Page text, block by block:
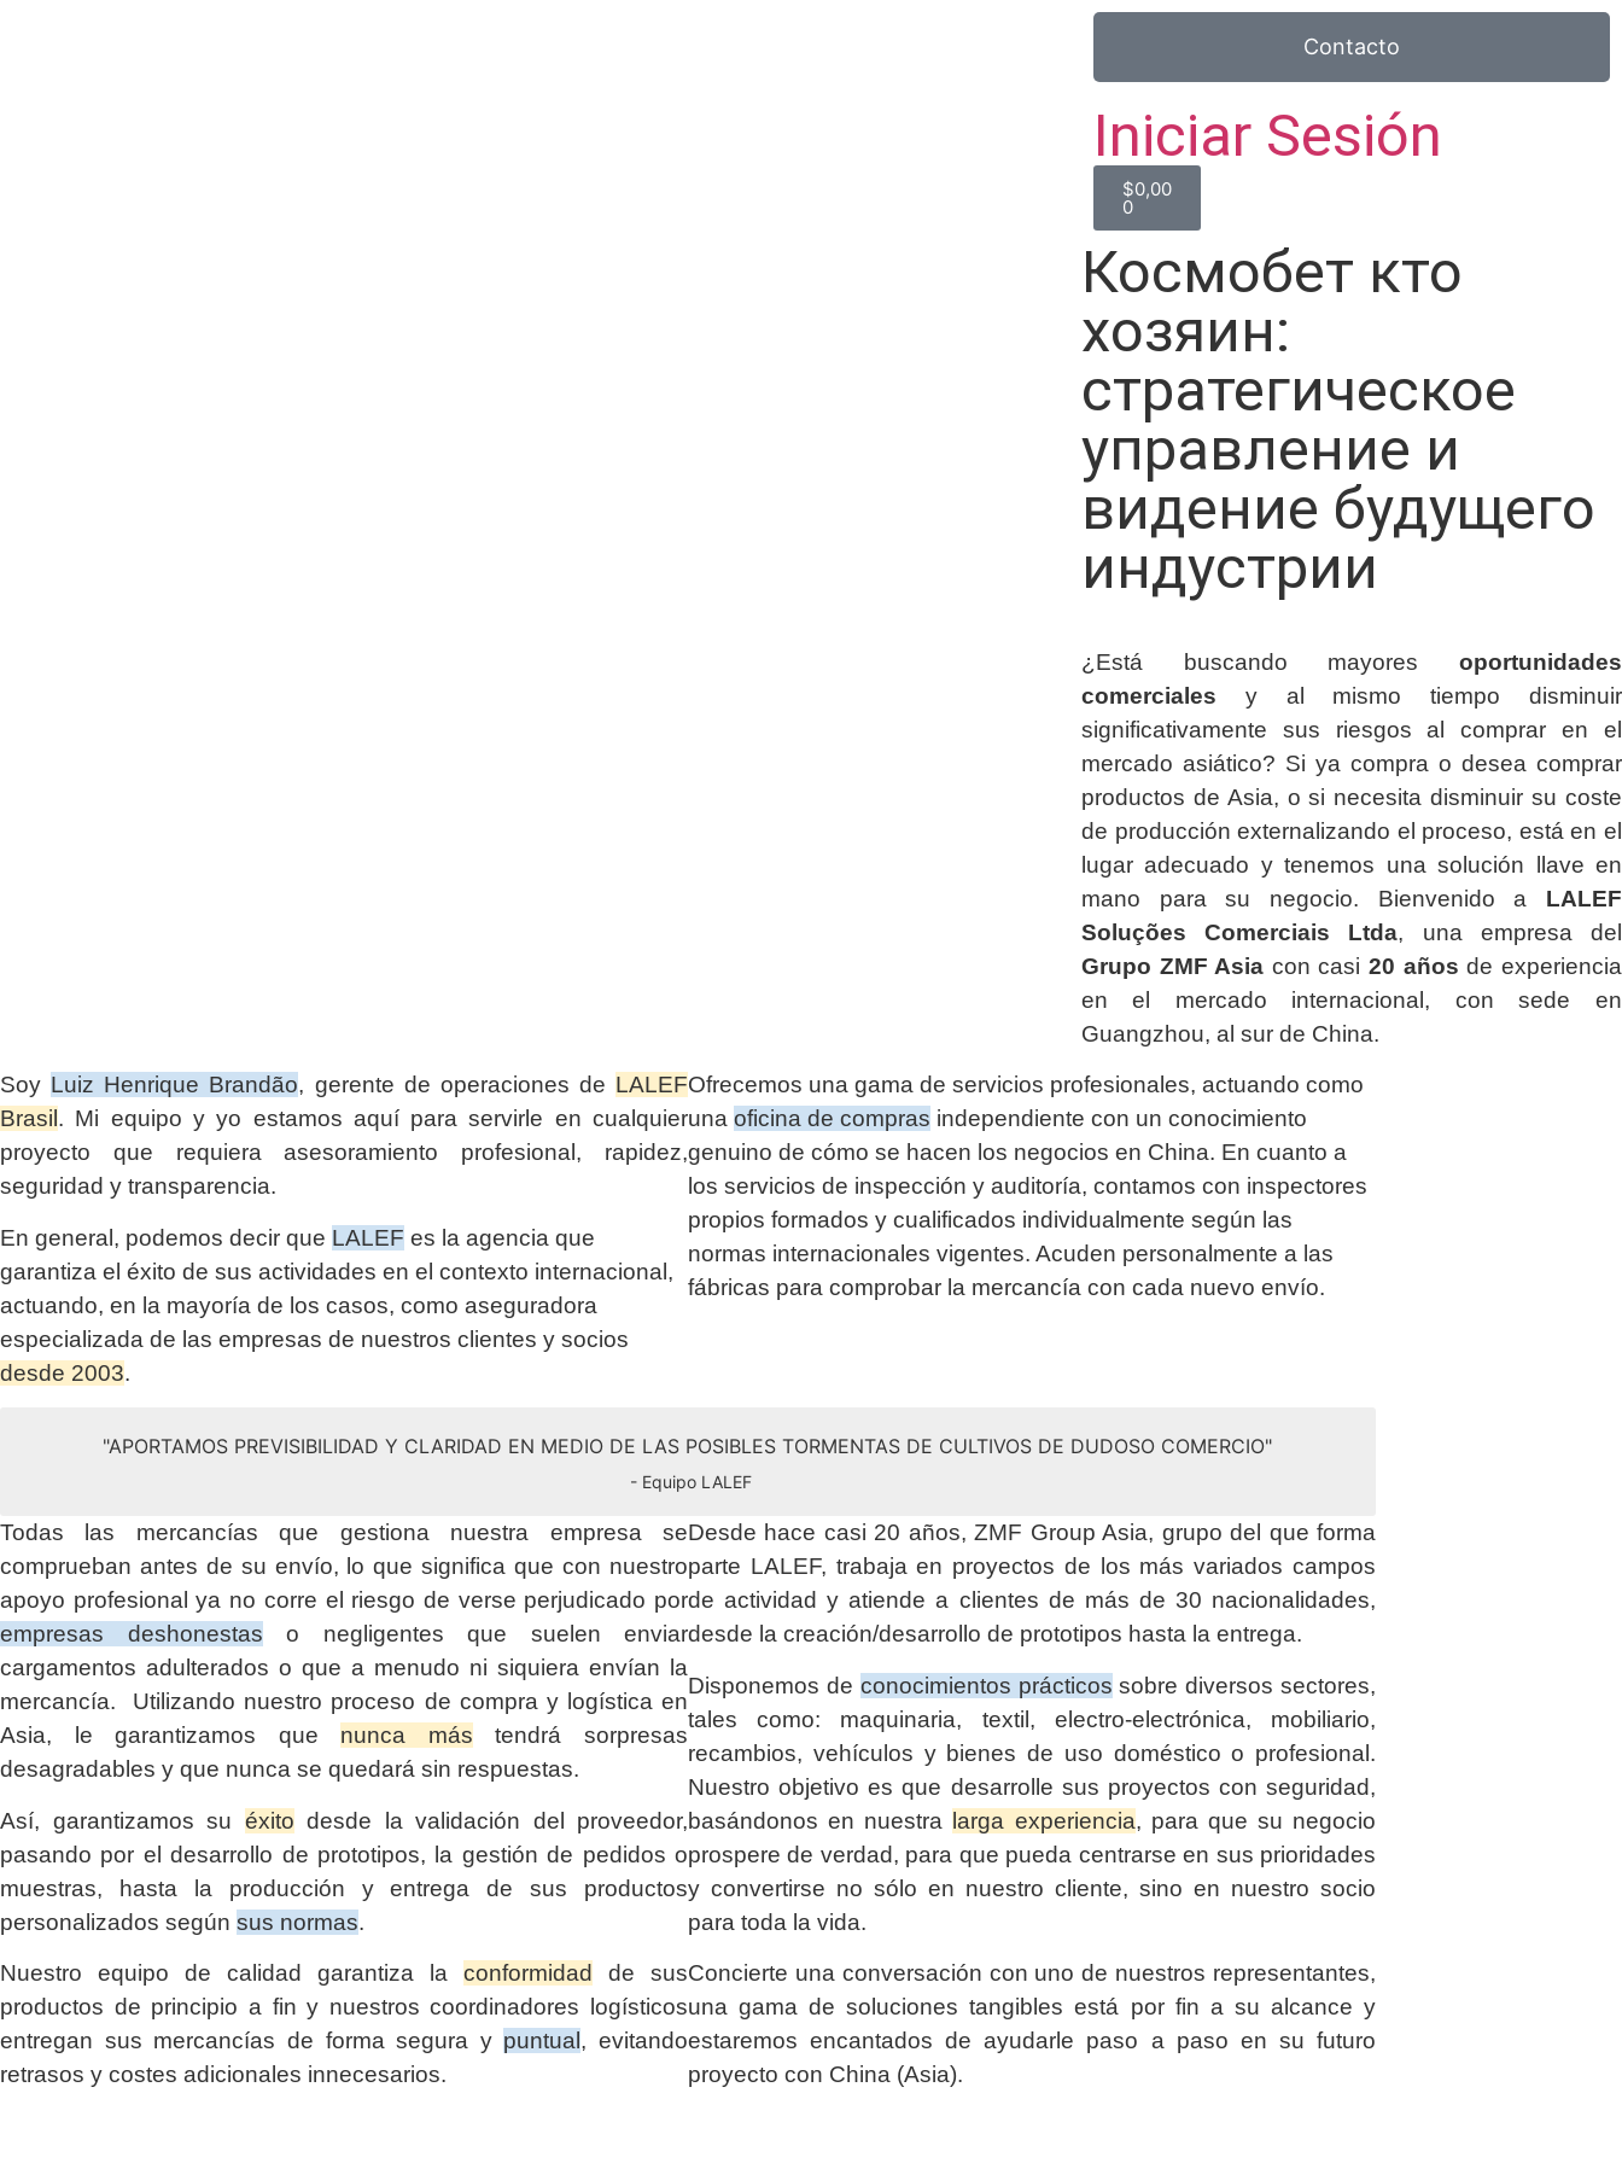
Contacto
Iniciar Sesión
$0,00
0
Космобет кто
хозяин:
стратегическое
управление и
видение будущего
индустрии
¿Está buscando mayores oportunidades
comerciales y al mismo tiempo disminuir
significativamente sus riesgos al comprar en el
mercado asiático? Si ya compra o desea comprar
productos de Asia, o si necesita disminuir su coste
de producción externalizando el proceso, está en el
lugar adecuado y tenemos una solución llave en
mano para su negocio. Bienvenido a LALEF
Soluções Comerciais Ltda, una empresa del
Grupo ZMF Asia con casi20 años de experiencia
en el mercado internacional, con sede en
Guangzhou, al sur de China.
Soy Luiz Henrique Brandão, gerente de operaciones de LALEF
Brasil . Mi equipo y yo estamos aquí para servirle en cualquier
proyecto que requiera asesoramiento profesional, rapidez,
seguridad y transparencia.
En general, podemos decir que LALEF es la agencia que
garantiza el éxito de sus actividades en el contexto internacional,
actuando, en la mayoría de los casos, como aseguradora
especializada de las empresas de nuestros clientes y socios
desde 2003.
Ofrecemos una gama de servicios profesionales, actuando como
una oficina de compras independiente con un conocimiento
genuino de cómo se hacen los negocios en China. En cuanto a
los servicios de inspección y auditoría, contamos con inspectores
propios formados y cualificados individualmente según las
normas internacionales vigentes. Acuden personalmente a las
fábricas para comprobar la mercancía con cada nuevo envío.
"APORTAMOS PREVISIBILIDAD Y CLARIDAD EN MEDIO DE LAS POSIBLES TORMENTAS DE CULTIVOS DE DUDOSO COMERCIO"
- Equipo LALEF
Todas las mercancías que gestiona nuestra empresa se
comprueban antes de su envío, lo que significa que con nuestro
apoyo profesional ya no corre el riesgo de verse perjudicado por
empresas deshonestas o negligentes que suelen enviar
cargamentos adulterados o que a menudo ni siquiera envían la
mercancía. Utilizando nuestro proceso de compra y logística en
Asia, le garantizamos que nunca más tendrá sorpresas
desagradables y que nunca se quedará sin respuestas.
Así, garantizamos su éxito desde la validación del proveedor,
pasando por el desarrollo de prototipos, la gestión de pedidos o
muestras, hasta la producción y entrega de sus productos
personalizados según sus normas.
Nuestro equipo de calidad garantiza la conformidad
de sus
productos de principio a fin y nuestros coordinadores logísticos
entregan sus mercancías de forma segura y puntual , evitando
retrasos y costes adicionales innecesarios.
Desde hace casi 20 años, ZMF Group Asia, grupo del que forma
parte LALEF, trabaja en proyectos de los más variados campos
de actividad y atiende a clientes de más de 30 nacionalidades,
desde la creación/desarrollo de prototipos hasta la entrega.
Disponemos de conocimientos prácticos sobre diversos sectores,
tales como: maquinaria, textil, electro-electrónica, mobiliario,
recambios, vehículos y bienes de uso doméstico o profesional.
Nuestro objetivo es que desarrolle sus proyectos con seguridad,
basándonos en nuestra larga experiencia, para que su negocio
prospere de verdad, para que pueda centrarse en sus prioridades
y convertirse no sólo en nuestro cliente, sino en nuestro socio
para toda la vida.
Concierte una conversación con uno de nuestros representantes,
una gama de soluciones tangibles está por fin a su alcance y
estaremos encantados de ayudarle paso a paso en su futuro
proyecto con China (Asia).